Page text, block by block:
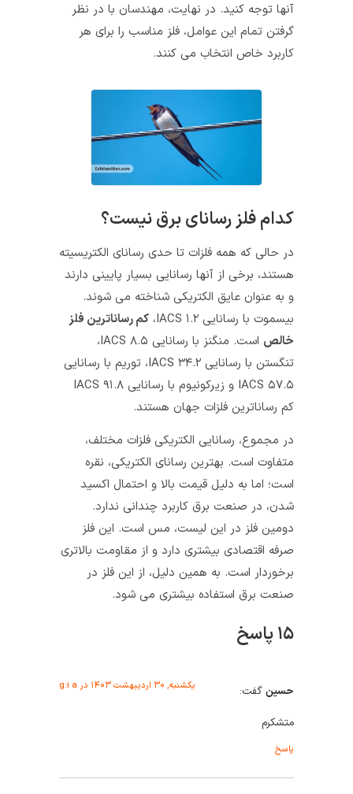
آنها توجه کنید. در نهایت، مهندسان با در نظر
گرفتن تمام این عوامل، فلز مناسب را برای هر
کاربرد خاص انتخاب می‌ کنند.
کدام فلز رسانای برق نیست؟
در حالی که همه فلزات تا حدی رسانای الکتریسیته
هستند، برخی از آنها رسانایی بسیار پایینی دارند
و به عنوان عایق الکتریکی شناخته می‌ شوند.
بیسموت با رسانایی ۱.۲ IACS،
کم‌ رساناترین فلز
تنگستن با رسانایی ۳۴.۲ IACS، توریم با رسانایی
۵۷.۵ IACS و زیرکونیوم با رسانایی ۹۱.۸ IACS
کم رساناترین فلزات جهان هستند.
در مجموع، رسانایی الکتریکی فلزات مختلف،
متفاوت است. بهترین رسانای الکتریکی، نقره
است؛ اما به دلیل قیمت بالا و احتمال اکسید
شدن، در صنعت برق کاربرد چندانی ندارد.
دومین فلز در این لیست، مس است. این فلز
صرفه اقتصادی بیشتری دارد و از مقاومت بالاتری
برخوردار است. به همین دلیل، از این فلز در
صنعت برق استفاده بیشتری می شود.
گفت: